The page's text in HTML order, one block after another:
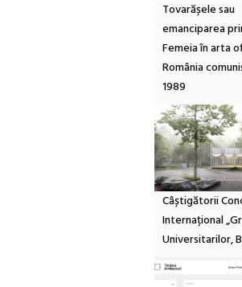
Tovarășele sau
emanciparea
Femeia în arta
România
1989
Câștigătorii
Internațional
Universitarilor,